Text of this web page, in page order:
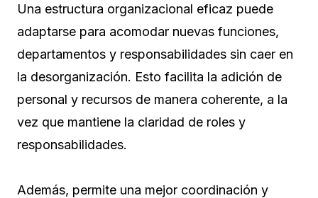
Una estructura organizacional eficaz puede
adaptarse para acomodar nuevas funciones,
departamentos y responsabilidades sin caer en
la desorganización. Esto facilita la adición de
personal y recursos de manera coherente, a la
vez que mantiene la claridad de roles y
responsabilidades.
Además, permite una mejor coordinación y